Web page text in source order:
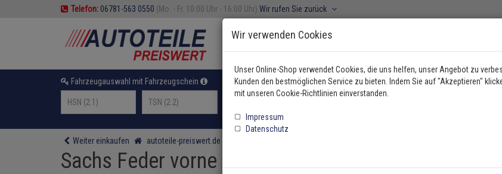
Telefon: 06781-563 0550 (Mo. - Fr. 10:00 Uhr - 16:00 Uhr) Wir rufen Sie zurück
Fahrzeugauswahl mit Fahrzeugschein oder Fahrzeugtyp manuell wählen
Weiter einkaufen autoteile-preiswert.de
Sachs Feder vorne Hyundai I10 998963
Wir verwenden Cookies
Unser Online-Shop verwendet Cookies, die uns helfen, unser Angebot zu
Kunden den bestmöglichen Service zu bieten. Indem Sie auf "Akzeptieren"
mit unseren Cookie-Richtlinien einverstanden.
Impressum
Datenschutz